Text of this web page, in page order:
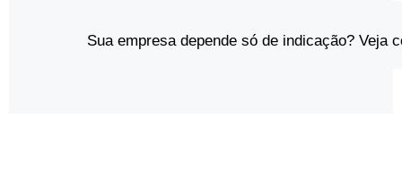
Sua empresa depende só de indicação? Veja